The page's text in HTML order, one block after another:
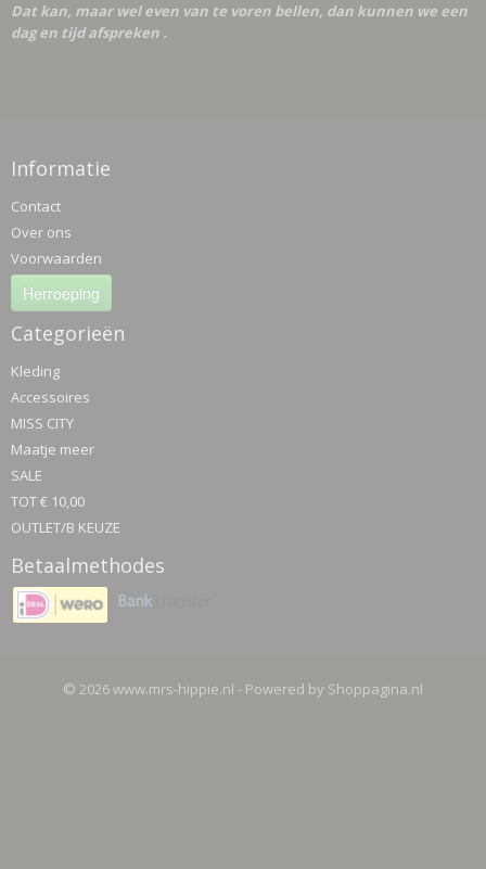
Dat kan, maar wel even van te voren bellen, dan kunnen we een
dag en tijd afspreken .
Informatie
Contact
Over ons
Voorwaarden
Herroeping
Categorieën
Kleding
Accessoires
MISS CITY
Maatje meer
SALE
TOT € 10,00
OUTLET/B KEUZE
Betaalmethodes
© 2026 www.mrs-hippie.nl - Powered by Shoppagina.nl